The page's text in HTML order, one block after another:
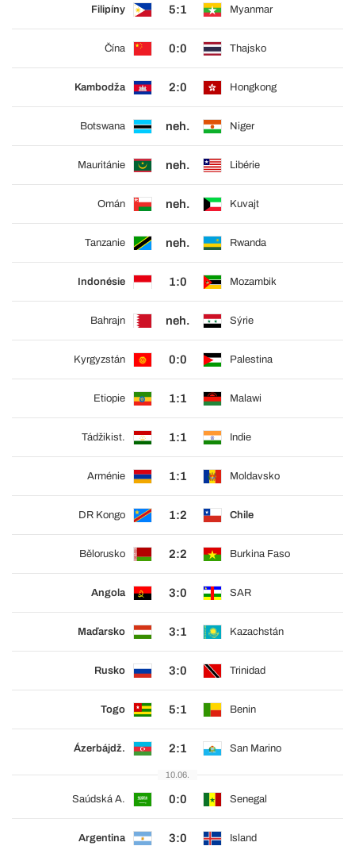
Filipíny 5:1 Myanmar
Čína 0:0 Thajsko
Kambodža 2:0 Hongkong
Botswana neh. Niger
Mauritánie neh. Libérie
Omán neh. Kuvajt
Tanzanie neh. Rwanda
Indonésie 1:0 Mozambik
Bahrajn neh. Sýrie
Kyrgyzstán 0:0 Palestina
Etiopie 1:1 Malawi
Tádžikist. 1:1 Indie
Arménie 1:1 Moldavsko
DR Kongo 1:2 Chile
Bělorusko 2:2 Burkina Faso
Angola 3:0 SAR
Maďarsko 3:1 Kazachstán
Rusko 3:0 Trinidad
Togo 5:1 Benin
Ázerbájdž. 2:1 San Marino
10.06.
Saúdská A. 0:0 Senegal
Argentina 3:0 Island